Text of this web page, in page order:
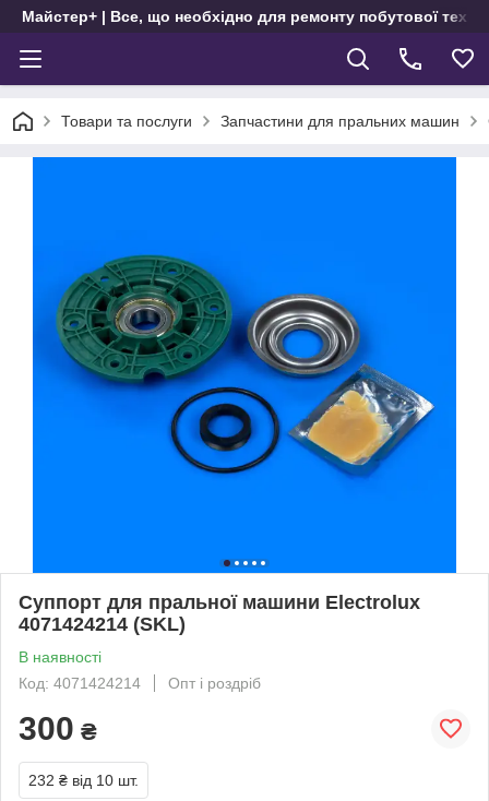
Майстер+ | Все, що необхідно для ремонту побутової
Товари та послуги Запчастини для пральних машин
Суппорт для пральної машини Electrolux
4071424214 (SKL)
В наявності
Код: 4071424214
Опт і роздріб
300 ₴
232 ₴ від 10 шт.